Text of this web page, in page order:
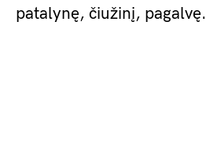
patalynę, čiužinį, pagalvę.